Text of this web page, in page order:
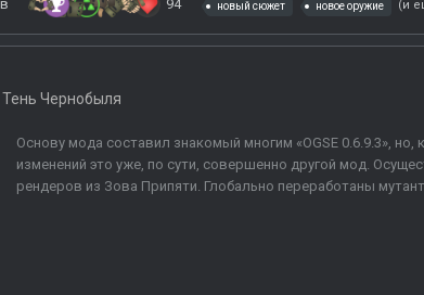
94 новый сюжет новое оружие (и
Тень Чернобыля
Основу мода составил знакомый многим «OGSE 0.6.9.3»,
изменений это уже, по сути, совершенно другой мод.
рендеров из Зова Припяти. Глобально переработаны